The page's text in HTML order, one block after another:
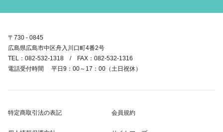
〒730 - 0845
広島県広島市中区舟入川口町4番2号
TEL：082-532-1318 / FAX：082-532-1316
電話受付時間 平日9：00～17：00（土日祝休）
特定商取引法の表記 会員規約